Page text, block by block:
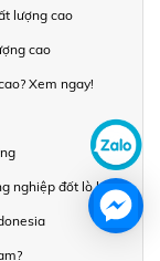
lượng cao
cao
Xem ngay!
nghiệp đốt lò hơi